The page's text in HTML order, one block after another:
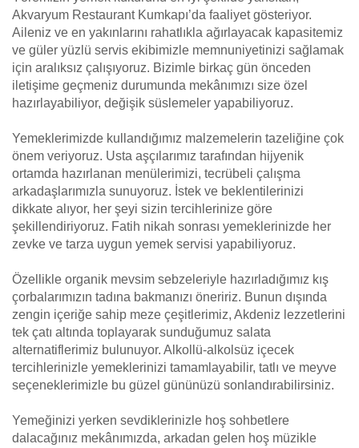
Akvaryum Restaurant Kumkapı’da faaliyet gösteriyor.
Aileniz ve en yakınlarını rahatlıkla ağırlayacak kapasitemiz
ve güler yüzlü servis ekibimizle memnuniyetinizi sağlamak
için aralıksız çalışıyoruz. Bizimle birkaç gün önceden
iletişime geçmeniz durumunda mekânımızı size özel
hazırlayabiliyor, değişik süslemeler yapabiliyoruz.
Yemeklerimizde kullandığımız malzemelerin tazeliğine çok
önem veriyoruz. Usta aşçılarımız tarafından hijyenik
ortamda hazırlanan menülerimizi, tecrübeli çalışma
arkadaşlarımızla sunuyoruz. İstek ve beklentilerinizi
dikkate alıyor, her şeyi sizin tercihlerinize göre
şekillendiriyoruz. Fatih nikah sonrası yemeklerinizde her
zevke ve tarza uygun yemek servisi yapabiliyoruz.
Özellikle organik mevsim sebzeleriyle hazırladığımız kış
çorbalarımızın tadına bakmanızı öneririz. Bunun dışında
zengin içeriğe sahip meze çeşitlerimiz, Akdeniz lezzetlerini
tek çatı altında toplayarak sunduğumuz salata
alternatiflerimiz bulunuyor. Alkollü-alkolsüz içecek
tercihlerinizle yemeklerinizi tamamlayabilir, tatlı ve meyve
seçeneklerimizle bu güzel gününüzü sonlandırabilirsiniz.
Yemeğinizi yerken sevdiklerinizle hoş sohbetlere
dalacağınız mekânımızda, arkadan gelen hoş müzikle